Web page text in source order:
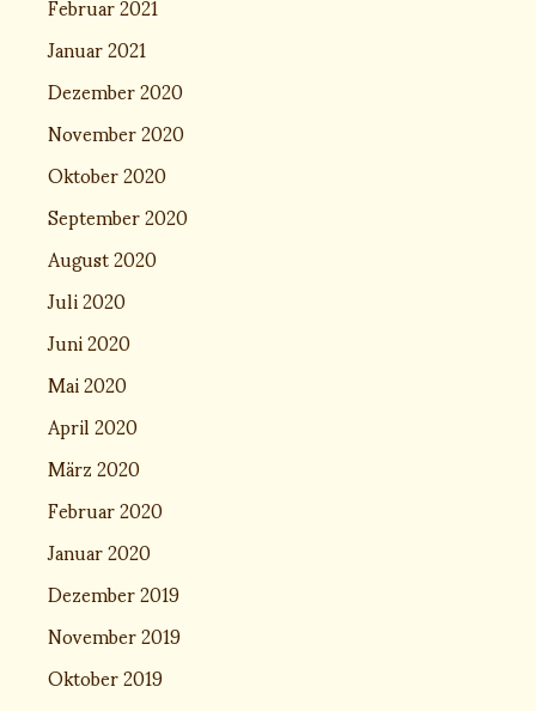
Januar 2021
Dezember 2020
November 2020
Oktober 2020
September 2020
August 2020
Juli 2020
Juni 2020
Mai 2020
April 2020
März 2020
Februar 2020
Januar 2020
Dezember 2019
November 2019
Oktober 2019